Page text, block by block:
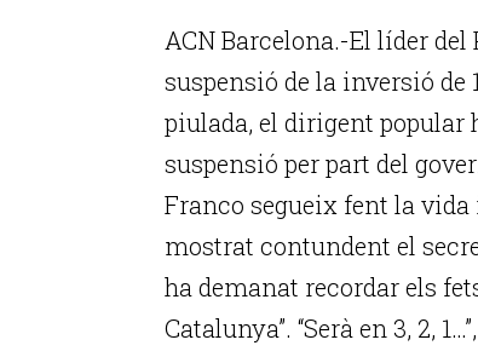
ACN Barcelona.-El líder
suspensió de la inversió de
piulada, el dirigent
suspensió per part del
Franco segueix fent la vida
mostrat contundent el
ha demanat recordar els
Catalunya”. “Serà en 3, 2,